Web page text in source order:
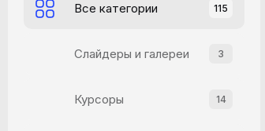
Все категории 115
Слайдеры и галереи 3
Курсоры 14